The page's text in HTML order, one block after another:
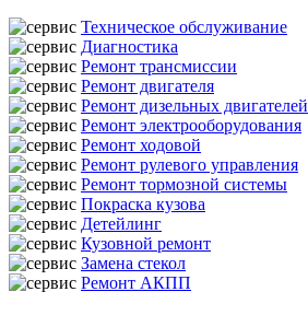
Техническое обслуживание
Диагностика
Ремонт трансмиссии
Ремонт двигателя
Ремонт дизельных двигателей
Ремонт электрооборудования
Ремонт ходовой
Ремонт рулевого управления
Ремонт тормозной системы
Покраска кузова
Детейлинг
Кузовной ремонт
Замена стекол
Ремонт АКПП